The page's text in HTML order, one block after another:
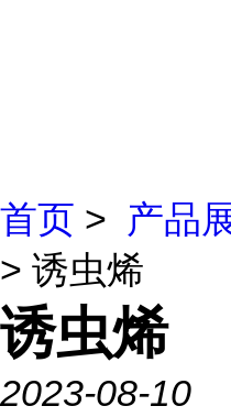
首页 > 产品
> 诱虫烯
诱虫烯
2023-08-10